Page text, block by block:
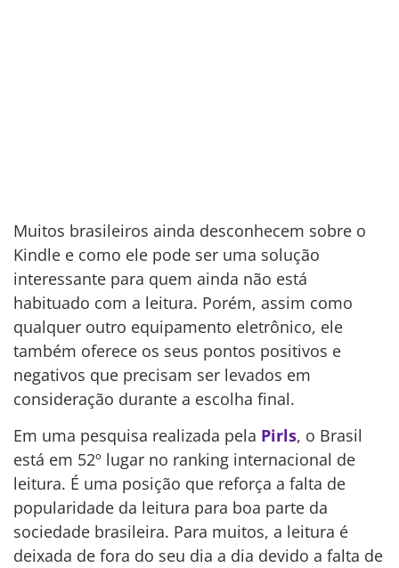
Muitos brasileiros ainda desconhecem sobre o
Kindle e como ele pode ser uma solução
interessante para quem ainda não está
habituado com a leitura. Porém, assim como
qualquer outro equipamento eletrônico, ele
também oferece os seus pontos positivos e
negativos que precisam ser levados em
consideração durante a escolha final.
Em uma pesquisa realizada pela Pirls, o Brasil
está em 52º lugar no ranking internacional de
leitura. É uma posição que reforça a falta de
popularidade da leitura para boa parte da
sociedade brasileira. Para muitos, a leitura é
deixada de fora do seu dia a dia devido a falta de